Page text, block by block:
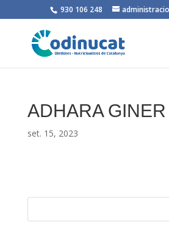
930 106 248
ADHARA
set. 15, 2023